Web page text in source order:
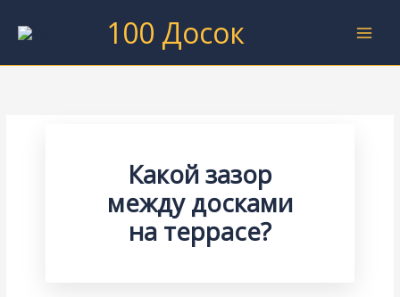
100 Досок
Какой зазор
между досками
на террасе?